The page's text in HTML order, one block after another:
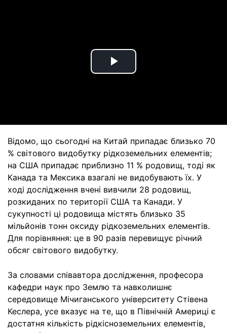
Play
Відомо, що сьогодні на Китай припадає близько 70
% світового видобутку рідкоземельних елементів;
на США припадає приблизно 11 % родовищ, тоді як
Канада та Мексика взагалі не видобувають їх. У
ході дослідження вчені вивчили 28 родовищ,
розкиданих по території США та Канади. У
сукупності ці родовища містять близько 35
мільйонів тонн оксиду рідкоземельних елементів.
Для порівняння: це в 90 разів перевищує річний
обсяг світового видобутку.
За словами співавтора дослідження, професора
кафедри наук про Землю та навколишнє
середовище Мічиганського університету Стівена
Кеслера, усе вказує на те, що в Північній Америці є
достатня кількість рідкісноземельних елементів,